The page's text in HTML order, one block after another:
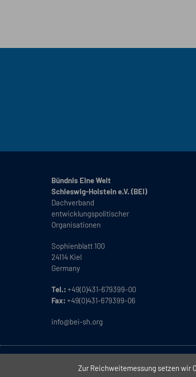
Bündnis Eine Welt
Schleswig-Holstein e.V. (BEI)
Dachverband
entwicklungspolitischer
Organisationen
Sophienblatt 100
24114 Kiel
Germany
Tel.: +49(0)431-679399-00
Fax: +49(0)431-679399-06
info@bei-sh.org
Copyright2026 // Bündnis Eine Welt Schleswig-
Zur Reichweitemessung setzen wir